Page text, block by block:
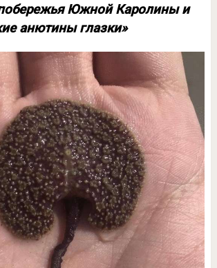
Южной Каролины и
анютины глазки»